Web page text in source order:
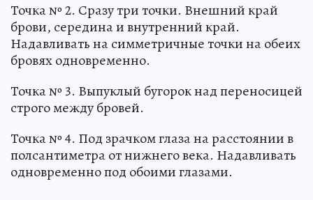
Точка № 2. Сразу три точки. Внешний край
брови, середина и внутренний край.
Надавливать на симметричные точки на обеих
бровях одновременно.
Точка № 3. Выпуклый бугорок над переносицей
строго между бровей.
Точка № 4. Под зрачком глаза на расстоянии в
полсантиметра от нижнего века. Надавливать
одновременно под обоими глазами.